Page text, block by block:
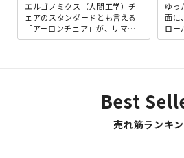
エルゴノミクス（人間工学）チ
ェアのスタンダードとも言える
「アーロンチェア」が、リマス
ターされました。新開発の「8Z
ゆっ
面に
ロー
ント
Best
売れ筋ランキ